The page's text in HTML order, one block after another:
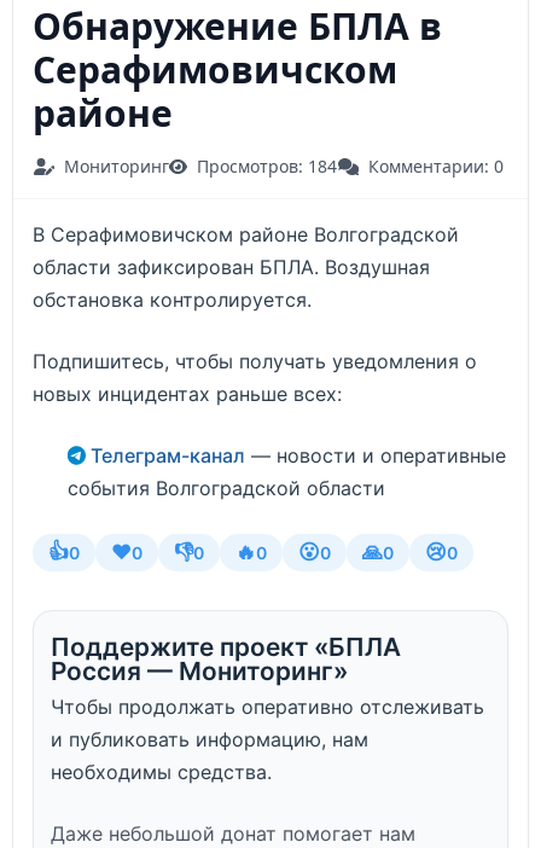
Обнаружение БПЛА в
Серафимовичском
районе
Мониторинг Просмотров: 184 Комментарии: 0
В Серафимовичском районе Волгоградской
области зафиксирован БПЛА. Воздушная
обстановка контролируется.
Подпишитесь, чтобы получать уведомления о
новых инцидентах раньше всех:
Телеграм-канал — новости и оперативные
события Волгоградской области
👍0 ❤️0 👎0 🔥0 😮0 🙏0 😢0
Поддержите проект «БПЛА
Россия — Мониторинг»
Чтобы продолжать оперативно отслеживать
и публиковать информацию, нам
необходимы средства.
Даже небольшой донат помогает нам